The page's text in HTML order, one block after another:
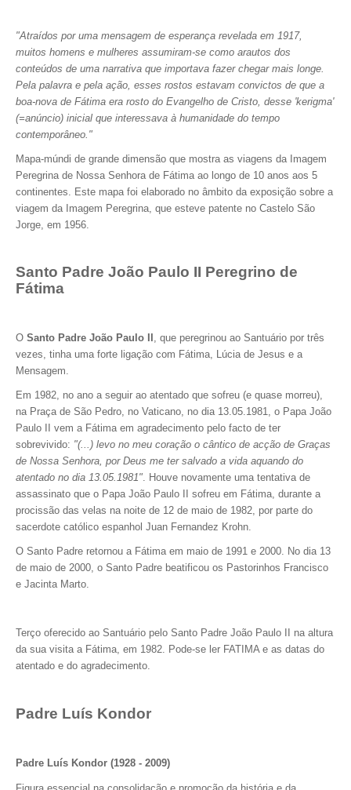
"Atraídos por uma mensagem de esperança revelada em 1917,
muitos homens e mulheres assumiram-se como arautos dos
conteúdos de uma narrativa que importava fazer chegar mais longe.
Pela palavra e pela ação, esses rostos estavam convictos de que a
boa-nova de Fátima era rosto do Evangelho de Cristo, desse 'kerigma'
(=anúncio) inicial que interessava à humanidade do tempo
contemporâneo."
Mapa-múndi de grande dimensão que mostra as viagens da Imagem
Peregrina de Nossa Senhora de Fátima ao longo de 10 anos aos 5
continentes. Este mapa foi elaborado no âmbito da exposição sobre a
viagem da Imagem Peregrina, que esteve patente no Castelo São
Jorge, em 1956.
Santo Padre João Paulo II Peregrino de
Fátima
O Santo Padre João Paulo II , que peregrinou ao Santuário por três
vezes, tinha uma forte ligação com Fátima, Lúcia de Jesus e a
Mensagem.
Em 1982, no ano a seguir ao atentado que sofreu (e quase morreu),
na Praça de São Pedro, no Vaticano, no dia 13.05.1981, o Papa João
Paulo II vem a Fátima em agradecimento pelo facto de ter
sobrevivido: "(...) levo no meu coração o cântico de acção de Graças
de Nossa Senhora, por Deus me ter salvado a vida aquando do
atentado no dia 13.05.1981". Houve novamente uma tentativa de
assassinato que o Papa João Paulo II sofreu em Fátima, durante a
procissão das velas na noite de 12 de maio de 1982, por parte do
sacerdote católico espanhol Juan Fernandez Krohn.
O Santo Padre retornou a Fátima em maio de 1991 e 2000. No dia 13
de maio de 2000, o Santo Padre beatificou os Pastorinhos Francisco
e Jacinta Marto.
Terço oferecido ao Santuário pelo Santo Padre João Paulo II na altura
da sua visita a Fátima, em 1982. Pode-se ler FATIMA e as datas do
atentado e do agradecimento.
Padre Luís Kondor
Padre Luís Kondor (1928 - 2009)